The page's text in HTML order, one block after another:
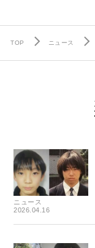
TOP ニュース
ニュース
2026.04.16